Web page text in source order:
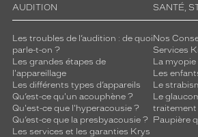
AUDITION
Les troubles de l’audition : de quoi
parle-t-on ?
Les grandes étapes de
l'appareillage
Les différents types d’appareils
Qu’est-ce qu'un acouphène ?
Qu'est-ce que l'hyperacousie ?
Qu’est-ce que la presbyacousie ?
Les services et les garanties Krys
SANTÉ,
Nos
Services
La myopie
Les
Le
Le
traitement
Paupière